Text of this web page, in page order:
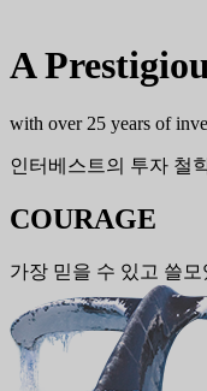
A
with over 25 years of
인터베스트의 투자 철
COURAGE
가장 믿을 수 있고 쓸